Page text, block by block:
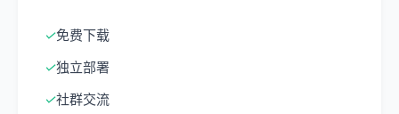
✓免费下载
✓独立部署
✓社群交流